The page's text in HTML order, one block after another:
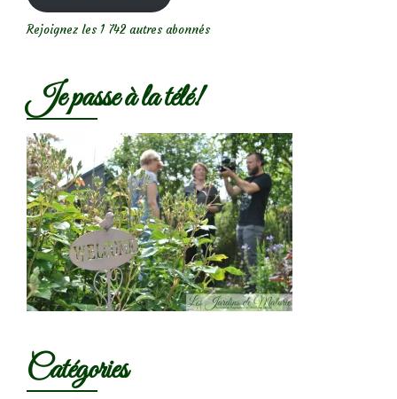
Rejoignez les 1 742 autres abonnés
Je passe à la télé!
Catégories